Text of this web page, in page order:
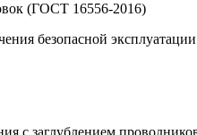
(ГОСТ 16556-2016)
безопасной